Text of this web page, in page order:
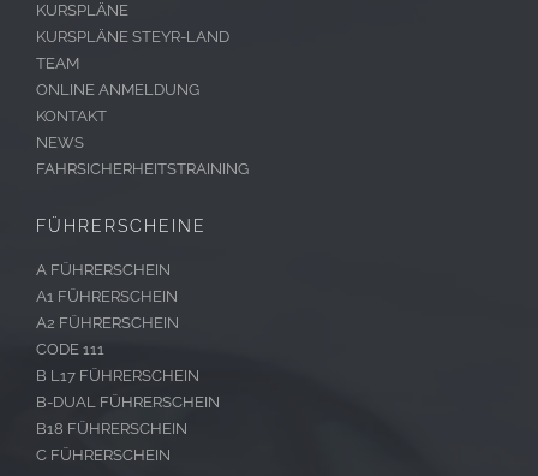
KURSPLÄNE
KURSPLÄNE STEYR-LAND
TEAM
ONLINE ANMELDUNG
KONTAKT
NEWS
FAHRSICHERHEITSTRAINING
FÜHRERSCHEINE
A FÜHRERSCHEIN
A1 FÜHRERSCHEIN
A2 FÜHRERSCHEIN
CODE 111
B L17 FÜHRERSCHEIN
B-DUAL FÜHRERSCHEIN
B18 FÜHRERSCHEIN
C FÜHRERSCHEIN